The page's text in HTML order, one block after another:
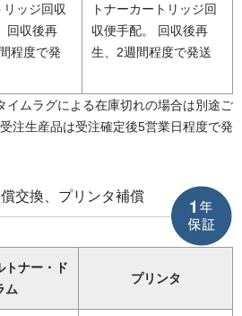
ッジ回収
回収後再
程度で発
トナーカートリッジ回
収便手配。 回収後再
生、2週間程度で発送
イムラグによる在庫切れの場合は別途ご
注生産品は受注確定後5営業日程度で発
交換、プリンタ補償
トナー・ド
ム
プリンタ